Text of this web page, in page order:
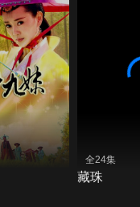
全24集
藏珠